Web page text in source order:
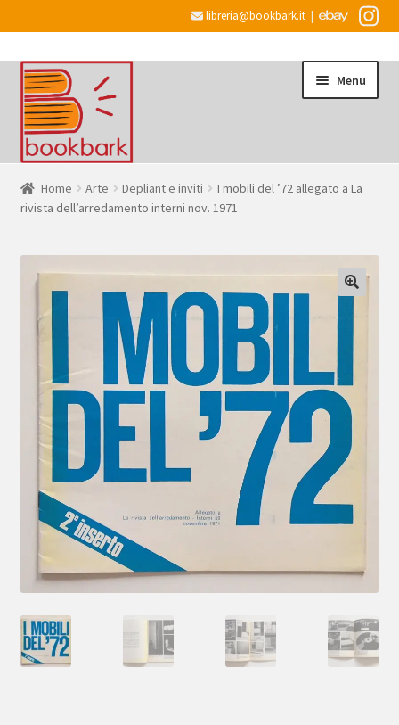
libreria@bookbark.it |
Vai
alla
navigazione
Vai
al
contenuto
Menu
Home
il
menu
child
Desiderata
Checkout
Account
menu
Home Arte Depliant e inviti
I mobili del ’72 allegato a La
rivista dell’arredamento interni nov. 1971